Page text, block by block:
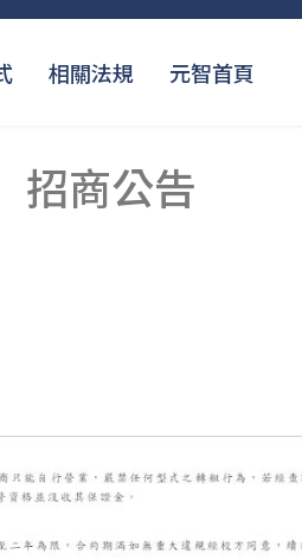
相關法規 元智首頁
招商公告